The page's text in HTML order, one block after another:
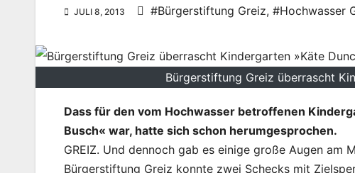
JULI 8, 2013 #Bürgerstiftung Greiz, #Hochwasser
Bürgerstiftung Greiz überrascht
Dass für den vom Hochwasser betroffenen
Busch« war, hatte sich schon herumgesprochen.
GREIZ. Und dennoch gab es einige große Augen
Bürgerstiftung Greiz konnte zwei Schecks mit